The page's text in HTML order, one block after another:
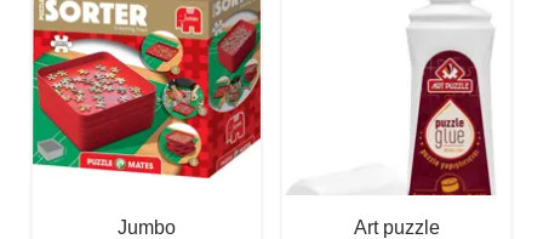
Jumbo Art puzzle